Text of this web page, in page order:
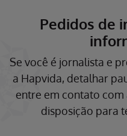
Pedidos de
Se você é jornalista e
a Hapvida, detalhar
entre em contato com
disposição para